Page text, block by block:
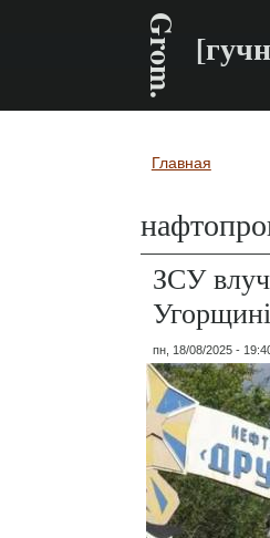
Grom.
Вы здесь
Главная
ЗСУ
пн, 18/08/2025 -